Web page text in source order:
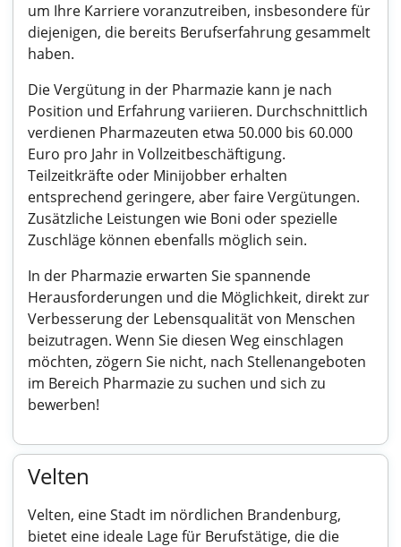
um Ihre Karriere voranzutreiben, insbesondere für
diejenigen, die bereits Berufserfahrung gesammelt
haben.
Die Vergütung in der Pharmazie kann je nach
Position und Erfahrung variieren. Durchschnittlich
verdienen Pharmazeuten etwa 50.000 bis 60.000
Euro pro Jahr in Vollzeitbeschäftigung.
Teilzeitkräfte oder Minijobber erhalten
entsprechend geringere, aber faire Vergütungen.
Zusätzliche Leistungen wie Boni oder spezielle
Zuschläge können ebenfalls möglich sein.
In der Pharmazie erwarten Sie spannende
Herausforderungen und die Möglichkeit, direkt zur
Verbesserung der Lebensqualität von Menschen
beizutragen. Wenn Sie diesen Weg einschlagen
möchten, zögern Sie nicht, nach Stellenangeboten
im Bereich Pharmazie zu suchen und sich zu
bewerben!
Velten
Velten, eine Stadt im nördlichen Brandenburg,
bietet eine ideale Lage für Berufstätige, die die